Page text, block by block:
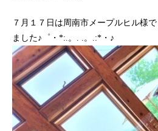
７月１７日は周南市メープルヒル様
ました♪゜・*:.。. .。.:*・♪